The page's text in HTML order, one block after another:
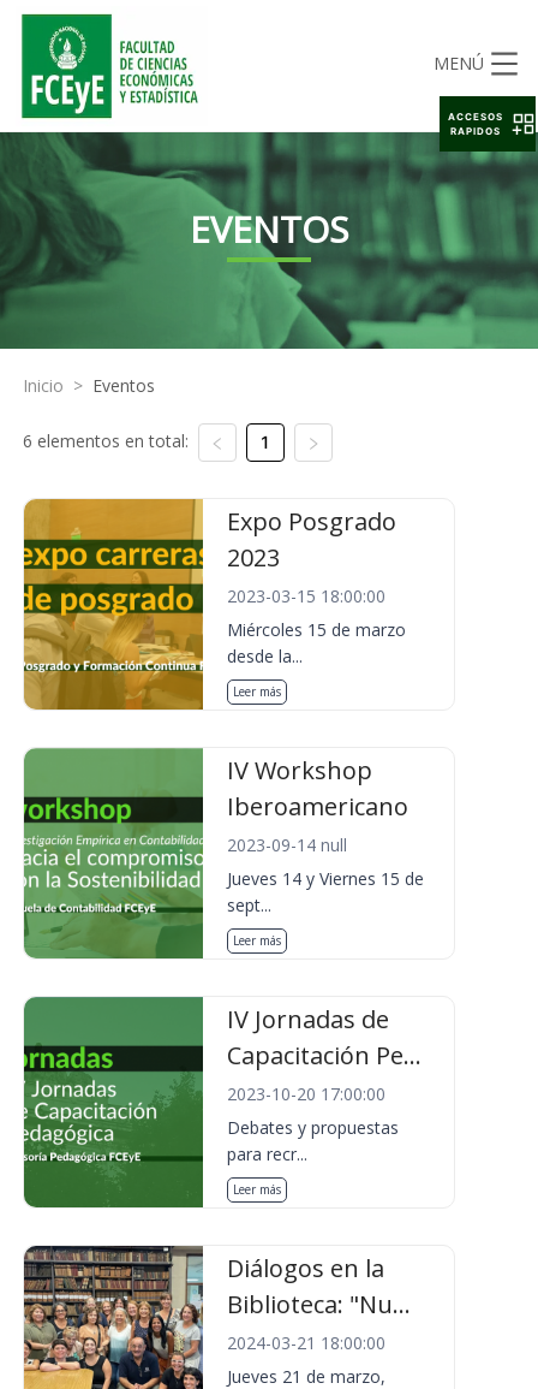
MENÚ
EVENTOS
Inicio > Eventos
6 elementos en total: 1
Expo Posgrado
2023
2023-03-15 18:00:00
Miércoles 15 de marzo
desde la...
Leer más
IV Workshop
Iberoamericano
2023-09-14 null
Jueves 14 y Viernes 15 de
sept...
Leer más
IV Jornadas de
Capacitación Pe...
2023-10-20 17:00:00
Debates y propuestas
para recr...
Leer más
Diálogos en la
Biblioteca: "Nu...
2024-03-21 18:00:00
Jueves 21 de marzo,
ACCESOS
RAPIDOS